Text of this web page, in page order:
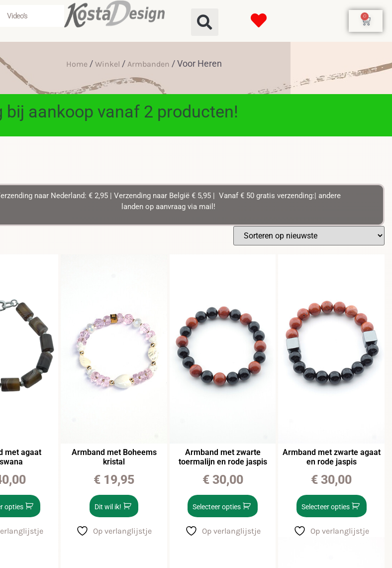
Video’s 0
Home/ Winkel / Armbanden / Voor Heren
bij aankoop vanaf 2 producten!
naar Nederland: € 2,95 | Verzending naar België € 5,95 | Vanaf € 50 gratis verzending:| andere
landen op aanvraag via mail!
met agaat
opties
Armband met Boheems
kristal
€ 19,95
Dit wil ik!
Op verlanglijstje
Armband met zwarte
toermalijn en rode jaspis
€30,00
Selecteer opties
Op verlanglijstje
Armband met zwarte agaat
en rode jaspis
€ 30,00
Selecteer opties
Op verlanglijstje